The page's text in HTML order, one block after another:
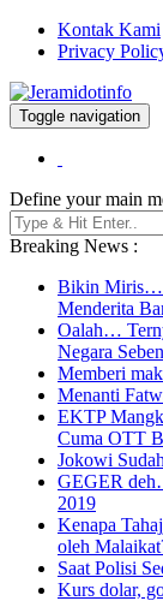
Kontak Kami
Privacy
Berita dan Informasi
Toggle navigation
Define your main
Breaking News :
Bikin Miris…
Menderita
Oalah…
Negara
Memberi
Menanti
EKTP
Cuma OTT
Jokowi
GEGER
2019
Kenapa
oleh
Saat Polisi
Kurs dolar,